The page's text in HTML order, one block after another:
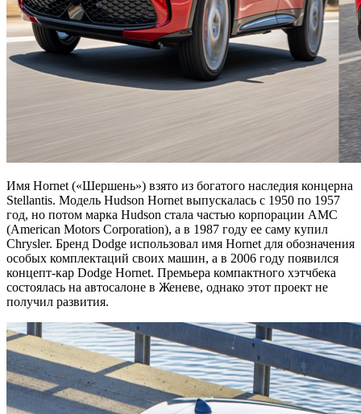
Имя Hornet («Шершень») взято из богатого наследия концерна
Stellantis. Модель Hudson Hornet выпускалась с 1950 по 1957
год, но потом марка Hudson стала частью корпорации AMC
(American Motors Corporation), а в 1987 году ее саму купил
Chrysler. Бренд Dodge использовал имя Hornet для обозначения
особых комплектаций своих машин, а в 2006 году появился
концепт-кар Dodge Hornet. Премьера компактного хэтчбека
состоялась на автосалоне в Женеве, однако этот проект не
получил развития.